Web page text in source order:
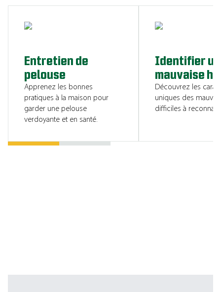
Entretien de
pelouse
Apprenez les bonnes
pratiques à la maison pour
garder une pelouse
verdoyante et en santé.
Identifier
mauvaise
Découvrez les
uniques des
difficiles à